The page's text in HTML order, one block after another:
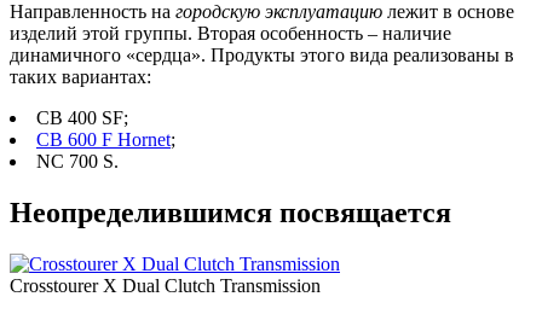
Направленность на городскую эксплуатацию лежит в основе
изделий этой группы. Вторая особенность – наличие
динамичного «сердца». Продукты этого вида реализованы в
таких вариантах:
CB 400 SF;
CB 600 F Hornet;
NC 700 S.
Неопределившимся посвящается
Сrosstourer X Dual Clutch Transmission